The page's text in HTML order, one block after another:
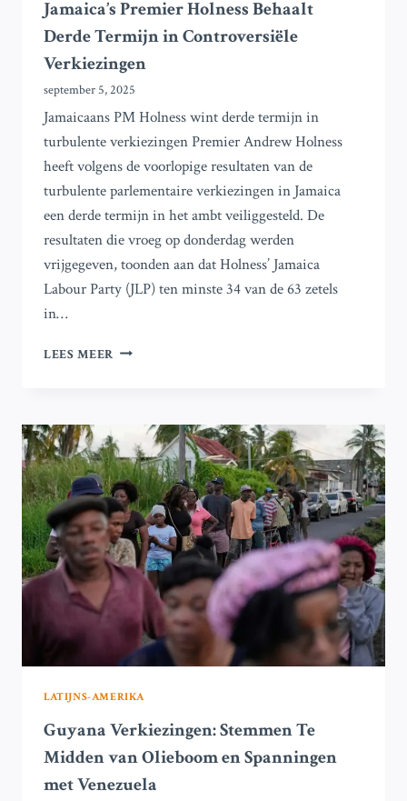
Jamaica’s Premier Holness Behaalt
Derde Termijn in Controversiële
Verkiezingen
september 5, 2025
Jamaicaans PM Holness wint derde termijn in
turbulente verkiezingen Premier Andrew Holness
heeft volgens de voorlopige resultaten van de
turbulente parlementaire verkiezingen in Jamaica
een derde termijn in het ambt veiliggesteld. De
resultaten die vroeg op donderdag werden
vrijgegeven, toonden aan dat Holness’ Jamaica
Labour Party (JLP) ten minste 34 van de 63 zetels
in…
LEES MEER JAMAICA’S
DERDE
TERMIJN
IN
CONTROVERSIËLE
VERKIEZINGEN
LATIJNS-AMERIKA
Guyana Verkiezingen: Stemmen Te
Midden van Olieboom en Spanningen
met Venezuela